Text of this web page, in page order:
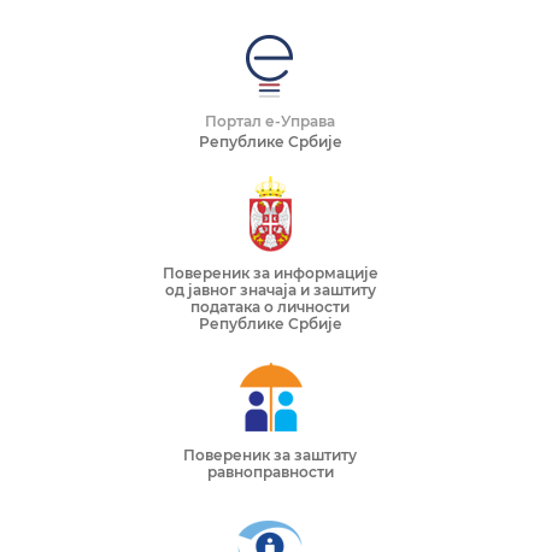
Портал е-Управа
Републике Србије
Повереник за информације
од јавног значаја и заштиту
података о личности
Републике Србије
Повереник за заштиту
равноправности